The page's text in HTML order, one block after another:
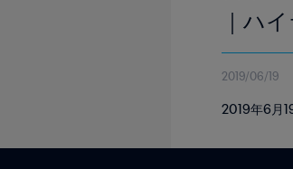
｜ハ
2019/06/19
2019年6月